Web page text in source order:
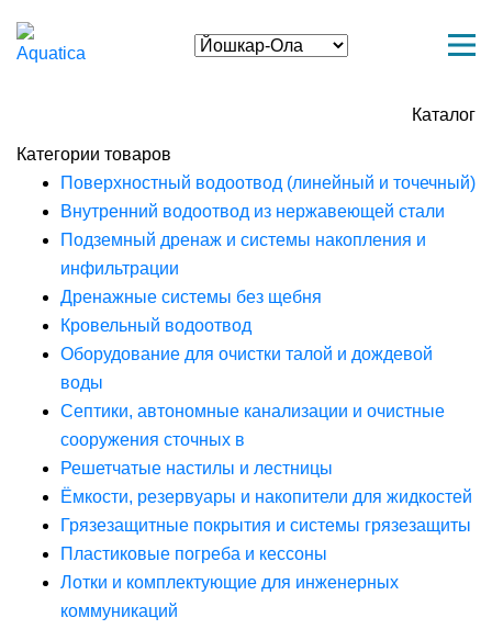
Каталог
Категории товаров
Поверхностный водоотвод (линейный и точечный)
Внутренний водоотвод из нержавеющей стали
Подземный дренаж и системы накопления и
инфильтрации
Дренажные системы без щебня
Кровельный водоотвод
Оборудование для очистки талой и дождевой
воды
Септики, автономные канализации и очистные
сооружения сточных в
Решетчатые настилы и лестницы
Ёмкости, резервуары и накопители для жидкостей
Грязезащитные покрытия и системы грязезащиты
Пластиковые погреба и кессоны
Лотки и комплектующие для инженерных
коммуникаций